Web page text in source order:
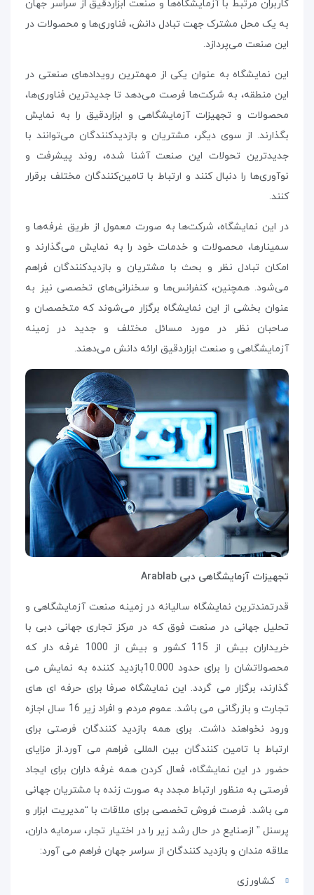
کاربران مرتبط با آزمایشگاه‌ها و صنعت ابزاردقیق از سراسر جهان
به یک محل مشترک جهت تبادل دانش، فناوری‌ها و محصولات در
این صنعت می‌پردازد.
این نمایشگاه به عنوان یکی از مهمترین رویدادهای صنعتی در
این منطقه، به شرکت‌ها فرصت می‌دهد تا جدیدترین فناوری‌ها،
محصولات و تجهیزات آزمایشگاهی و ابزاردقیق را به نمایش
بگذارند. از سوی دیگر، مشتریان و بازدیدکنندگان می‌توانند با
جدیدترین تحولات این صنعت آشنا شده، روند پیشرفت و
نوآوری‌ها را دنبال کنند و ارتباط با تامین‌کنندگان مختلف برقرار
کنند.
در این نمایشگاه، شرکت‌ها به صورت معمول از طریق غرفه‌ها و
سمینارها، محصولات و خدمات خود را به نمایش می‌گذارند و
امکان تبادل نظر و بحث با مشتریان و بازدیدکنندگان فراهم
می‌شود. همچنین، کنفرانس‌ها و سخنرانی‌های تخصصی نیز به
عنوان بخشی از این نمایشگاه برگزار می‌شوند که متخصصان و
صاحبان نظر در مورد مسائل مختلف و جدید در زمینه
آزمایشگاهی و صنعت ابزاردقیق ارائه دانش می‌دهند.
تجهیزات آزمایشگاهی دبی Arablab
قدرتمندترین نمایشگاه سالیانه در زمینه صنعت آزمایشگاهی و
تحلیل جهانی در صنعت فوق که در مرکز تجاری جهانی دبی با
خریداران بیش از 115 کشور و بیش از 1000 غرفه دار که
محصولاتشان را برای حدود 10.000بازدید کننده به نمایش می
گذارند، برگزار می گردد. این نمایشگاه صرفا برای حرفه ای های
تجارت و بازرگانی می باشد. عموم مردم و افراد زیر 16 سال اجازه
ورود نخواهند داشت. برای همه بازدید کنندگان فرصتی برای
ارتباط با تامین کنندگان بین المللی فراهم می آورد.از مزایای
حضور در این نمایشگاه، فعال کردن همه غرفه داران برای ایجاد
فرصتی به منظور ارتباط مجدد به صورت زنده با مشتریان جهانی
می باشد. فرصت فروش تخصصی برای ملاقات با “مدیریت ابزار و
پرسنل ” ازصنایع در حال رشد زیر را در اختیار تجار، سرمایه داران،
علاقه مندان و بازدید کنندگان از سراسر جهان فراهم می آورد:
کشاورزی